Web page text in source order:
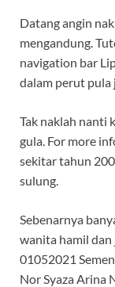
Datang angin
mengandung.
navigation bar
dalam perut pula
Tak naklah nanti
gula. For more
sekitar tahun
sulung.
Sebenarnya
wanita hamil dan
01052021
Nor Syaza Arina